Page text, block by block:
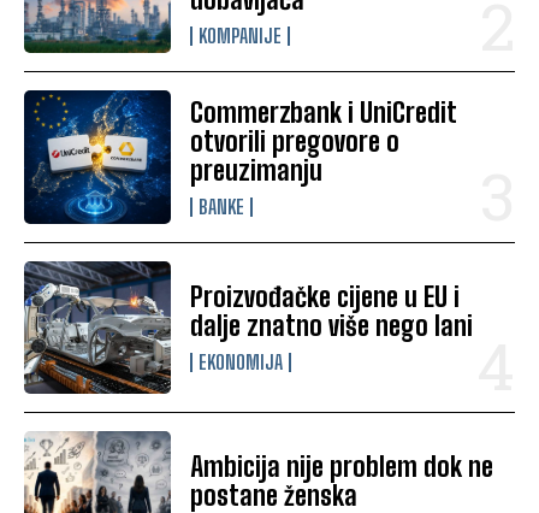
KOMPANIJE
Commerzbank i UniCredit
otvorili pregovore o
preuzimanju
BANKE
Proizvođačke cijene u EU i
dalje znatno više nego lani
EKONOMIJA
Ambicija nije problem dok ne
postane ženska